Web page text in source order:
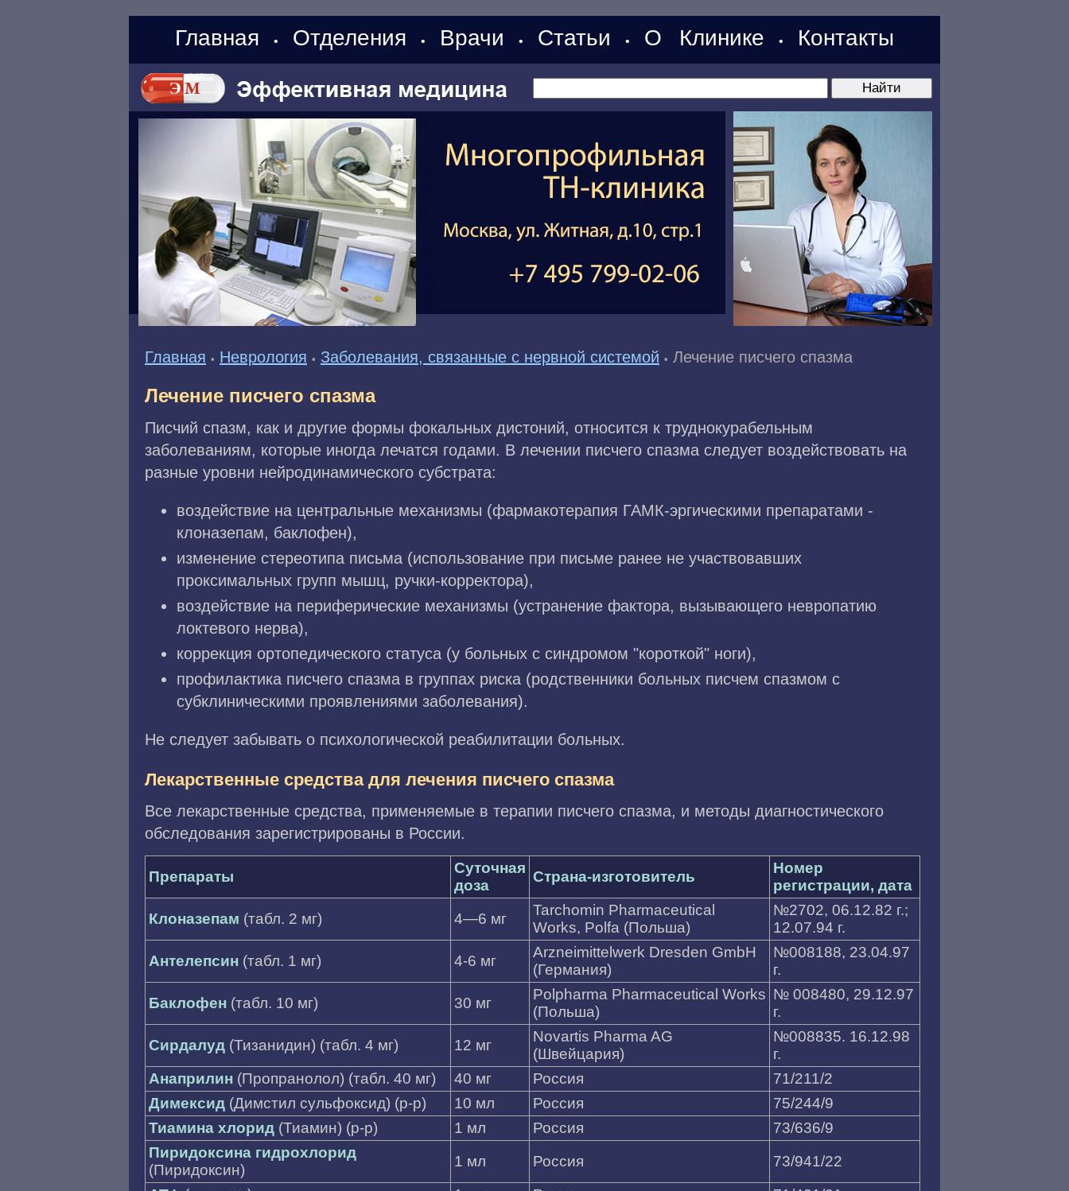
Главная • Отделения • Врачи • Статьи • О Клинике • Контакты
Главная • Неврология • Заболевания, связанные с нервной системой • Лечение писчего спазма
Лечение писчего спазма
Писчий спазм, как и другие формы фокальных дистоний, относится к труднокурабельным
заболеваниям, которые иногда лечатся годами. В лечении писчего спазма следует воздействовать на
разные уровни нейродинамического субстрата:
воздействие на центральные механизмы (фармакотерапия ГАМК-эргическими препаратами -
клоназепам, баклофен),
изменение стереотипа письма (использование при письме ранее не участвовавших
проксимальных групп мышц, ручки-корректора),
воздействие на периферические механизмы (устранение фактора, вызывающего невропатию
локтевого нерва),
коррекция ортопедического статуса (у больных с синдромом "короткой" ноги),
профилактика писчего спазма в группах риска (родственники больных писчем спазмом с
субклиническими проявлениями заболевания).
Не следует забывать о психологической реабилитации больных.
Лекарственные средства для лечения писчего спазма
Все лекарственные средства, применяемые в терапии писчего спазма, и методы диагностического
обследования зарегистрированы в России.
Препараты
Суточная
доза
Страна-изготовитель
Номер
регистрации, дата
Клоназепам (табл. 2 мг) 4—6 мг
Tarchomin Pharmaceutical
Works, Polfa (Польша)
№2702, 06.12.82 г.;
12.07.94 г.
Антелепсин (табл. 1 мг) 4-6 мг
Arzneimittelwerk Dresden GmbH
(Германия)
№008188, 23.04.97
г.
Баклофен (табл. 10 мг) 30 мг
Polpharma Pharmaceutical Works
(Польша)
№ 008480, 29.12.97
г.
Сирдалуд (Тизанидин) (табл. 4 мг) 12 мг
Novartis Pharma AG
(Швейцария)
№008835. 16.12.98
г.
Анаприлин (Пропранолол) (табл. 40 мг) 40 мг Россия
71/211/2
Димексид (Димстил сульфоксид) (р-р) 10 мл Россия
75/244/9
Тиамина хлорид (Тиамин) (р-р) 1 мл Россия
73/636/9
Пиридоксина гидрохлорид
(Пиридоксин)
1 мл Россия
73/941/22